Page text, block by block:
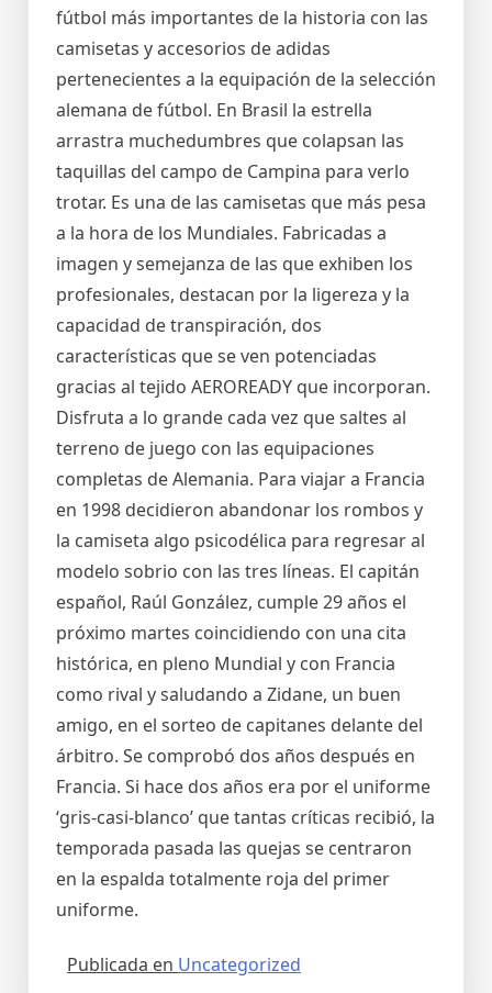
fútbol más importantes de la historia con las
camisetas y accesorios de adidas
pertenecientes a la equipación de la selección
alemana de fútbol. En Brasil la estrella
arrastra muchedumbres que colapsan las
taquillas del campo de Campina para verlo
trotar. Es una de las camisetas que más pesa
a la hora de los Mundiales. Fabricadas a
imagen y semejanza de las que exhiben los
profesionales, destacan por la ligereza y la
capacidad de transpiración, dos
características que se ven potenciadas
gracias al tejido AEROREADY que incorporan.
Disfruta a lo grande cada vez que saltes al
terreno de juego con las equipaciones
completas de Alemania. Para viajar a Francia
en 1998 decidieron abandonar los rombos y
la camiseta algo psicodélica para regresar al
modelo sobrio con las tres líneas. El capitán
español, Raúl González, cumple 29 años el
próximo martes coincidiendo con una cita
histórica, en pleno Mundial y con Francia
como rival y saludando a Zidane, un buen
amigo, en el sorteo de capitanes delante del
árbitro. Se comprobó dos años después en
Francia. Si hace dos años era por el uniforme
‘gris-casi-blanco’ que tantas críticas recibió, la
temporada pasada las quejas se centraron
en la espalda totalmente roja del primer
uniforme.
Publicada en Uncategorized